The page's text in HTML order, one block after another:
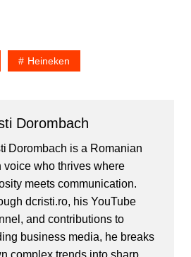
Heineken
Dorombach
Dorombach is a Romanian
voice who thrives where
meets communication.
dcristi.ro, his YouTube
and contributions to
business media, he breaks